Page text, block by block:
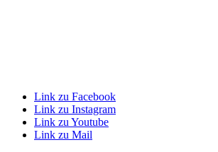
Link zu Facebook
Link zu Instagram
Link zu Youtube
Link zu Mail